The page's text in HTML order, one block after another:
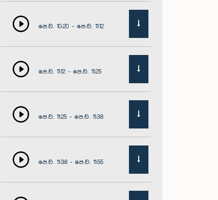
පෙ.ව. 10:20 - පෙ.ව. 11:12
පෙ.ව. 11:12 - පෙ.ව. 11:25
පෙ.ව. 11:25 - පෙ.ව. 11:38
පෙ.ව. 11:38 - පෙ.ව. 11:55